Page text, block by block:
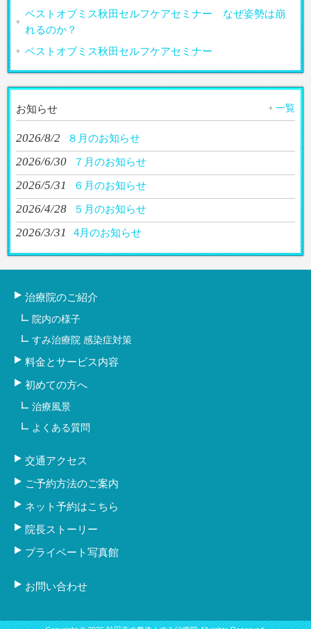
ベストオブミス秋田セルフケアセミナー なぜ姿勢は崩
れるのか？
ベストオブミス秋田セルフケアセミナー
お知らせ 一覧
2026/8/2 ８月のお知らせ
2026/6/30 ７月のお知らせ
2026/5/31 ６月のお知らせ
2026/4/28 ５月のお知らせ
2026/3/31 4月のお知らせ
治療院のご紹介
院内の様子
すみ治療院 感染症対策
料金とサービス内容
初めての方へ
治療風景
よくある質問
交通アクセス
ご予約方法のご案内
ネット予約はこちら
院長ストーリー
プライベート写真館
お問い合わせ